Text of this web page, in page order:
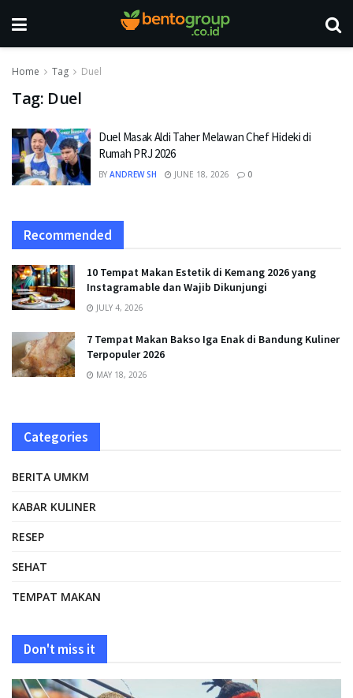
Home Tag Duel
Tag: Duel
Duel Masak Aldi Taher Melawan Chef Hideki di
Rumah PRJ 2026
BY ANDREW SH JUNE 18, 2026 0
Recommended
10 Tempat Makan Estetik di Kemang 2026 yang
Instagramable dan Wajib Dikunjungi
JULY 4, 2026
7 Tempat Makan Bakso Iga Enak di Bandung Kuliner
Terpopuler 2026
MAY 18, 2026
Categories
BERITA UMKM
KABAR KULINER
RESEP
SEHAT
TEMPAT MAKAN
Don't miss it